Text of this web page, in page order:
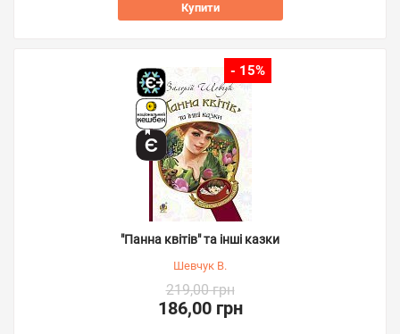
Купити
- 15%
"Панна квітів" та інші казки
Шевчук В.
219,00 грн
186,00 грн